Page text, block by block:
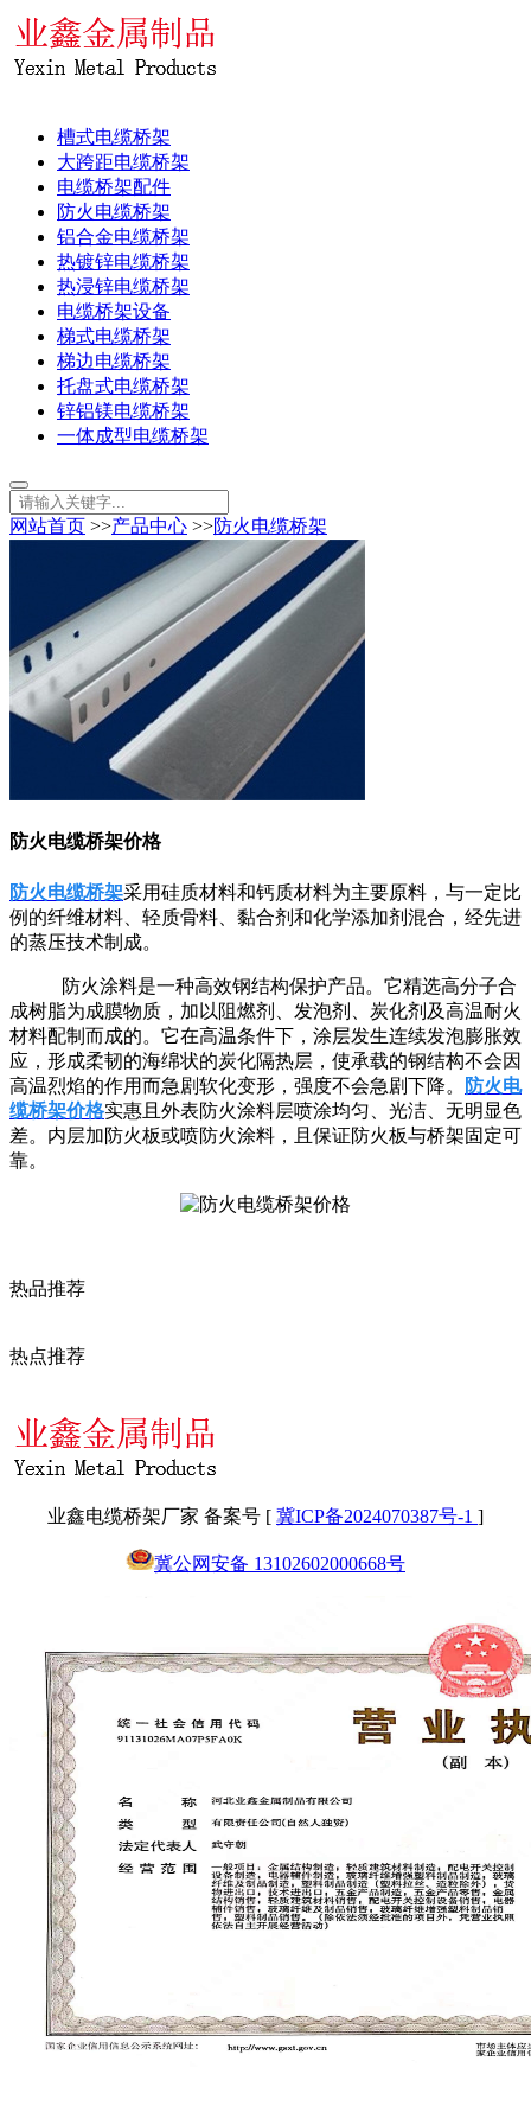
槽式电缆桥架
大跨距电缆桥架
电缆桥架配件
防火电缆桥架
铝合金电缆桥架
热镀锌电缆桥架
热浸锌电缆桥架
电缆桥架设备
梯式电缆桥架
梯边电缆桥架
托盘式电缆桥架
锌铝镁电缆桥架
一体成型电缆桥架
网站首页 >>产品中心 >>防火电缆桥架
防火电缆桥架价格
防火电缆桥架采用硅质材料和钙质材料为主要原料，与一定比
例的纤维材料、轻质骨料、黏合剂和化学添加剂混合，经先进
的蒸压技术制成。
防火涂料是一种高效钢结构保护产品。它精选高分子合
成树脂为成膜物质，加以阻燃剂、发泡剂、炭化剂及高温耐火
材料配制而成的。它在高温条件下，涂层发生连续发泡膨胀效
应，形成柔韧的海绵状的炭化隔热层，使承载的钢结构不会因
高温烈焰的作用而急剧软化变形，强度不会急剧下降。
防火电
缆桥架价格实惠且外表防火涂料层喷涂均匀、光洁、无明显色
差。内层加防火板或喷防火涂料，且保证防火板与桥架固定可
靠。
热品推荐
热点推荐
业鑫电缆桥架厂家 备案号 [ 冀ICP备2024070387号-1 ]
冀公网安备 13102602000668号